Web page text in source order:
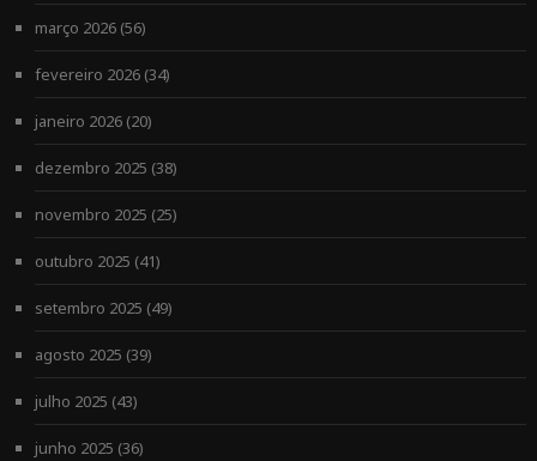
março 2026(56)
fevereiro 2026(34)
janeiro 2026(20)
dezembro 2025 (38)
novembro 2025 (25)
outubro 2025 (41)
setembro 2025 (49)
agosto 2025 (39)
julho 2025 (43)
junho 2025 (36)